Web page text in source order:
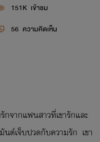
151K เข้าชม
56 ความคิดเห็น
จากแฟนสาวที่เขารักและ
นต์เจ็บปวดกับความรัก เขา